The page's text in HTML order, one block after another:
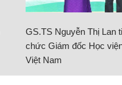
GS.TS Nguyễn Thị Lan
chức Giám đốc Học
Việt Nam